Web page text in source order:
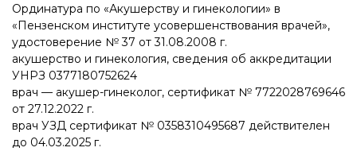
Ординатура по «Акушерству и гинекологии» в
«Пензенском институте усовершенствования врачей»,
удостоверение № 37 от 31.08.2008 г.
акушерство и гинекология, сведения об аккредитации
УНРЗ 0377180752624
врач — акушер-гинеколог, сертификат № 7722028769646
от 27.12.2022 г.
врач УЗД сертификат № 0358310495687 действителен
до 04.03.2025 г.